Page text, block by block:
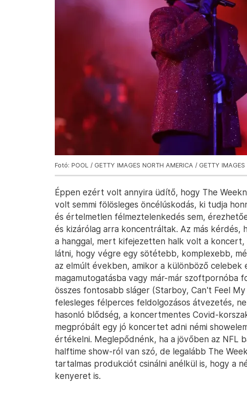
Fotó: POOL / GETTY IMAGES NORTH AMERICA / GETTY IMAGES
Éppen ezért volt annyira üdítő, hogy The
volt semmi fölösleges öncélúskodás, ki tudja
és értelmetlen félmeztelenkedés sem,
és kizárólag arra koncentráltak. Az más kérdés,
a hanggal, mert kifejezetten halk volt a
látni, hogy végre egy sötétebb, komplexebb,
az elmúlt években, amikor a különböző
magamutogatásba vagy már-már szoftpornóba
összes fontosabb sláger (Starboy, Can't Feel
felesleges félperces feldolgozásos átvezetés,
hasonló blődség, a koncertmentes Covid-
megpróbált egy jó koncertet adni némi
értékelni. Meglepődnénk, ha a jövőben az NFL
halftime show-ról van szó, de legalább The
tartalmas produkciót csinálni anélkül is, hogy a
kenyeret is.